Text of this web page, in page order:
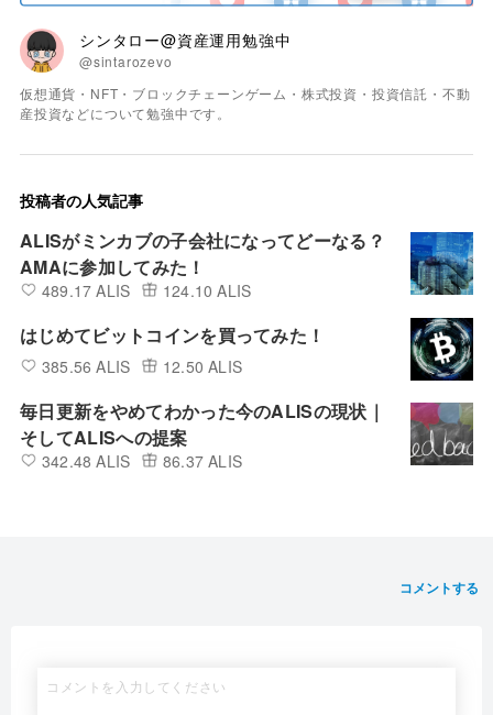
シンタロー@資産運用勉強中
@sintarozevo
仮想通貨・NFT・ブロックチェーンゲーム・株式投資・投資信託・不動
産投資などについて勉強中です。
投稿者の人気記事
ALISがミンカブの子会社になってどーなる？
AMAに参加してみた！
489.17 ALIS 124.10 ALIS
はじめてビットコインを買ってみた！
385.56 ALIS 12.50 ALIS
毎日更新をやめてわかった今のALISの現状｜
そしてALISへの提案
342.48 ALIS 86.37 ALIS
コメントする